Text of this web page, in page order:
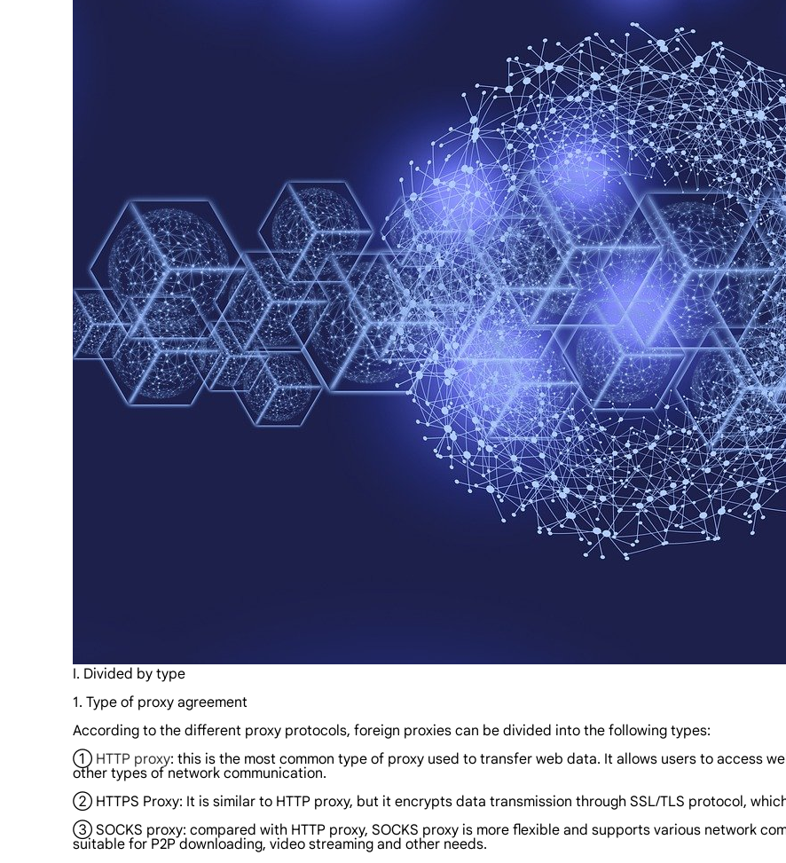
I. Divided by type
1. Type of proxy agreement
According to the different proxy protocols, foreign proxies can be divided into the following types:
① HTTP proxy: this is the most common type of proxy used to transfer web data. It allows users to access
other types of network communication.
② HTTPS Proxy: It is similar to HTTP proxy, but it encrypts data transmission through SSL/TLS protocol,
③ SOCKS proxy: compared with HTTP proxy, SOCKS proxy is more flexible and supports various network
suitable for P2P downloading, video streaming and other needs.